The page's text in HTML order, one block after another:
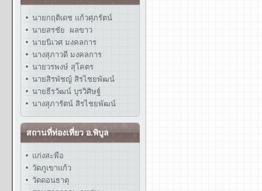
นายกฤติเดช แก้วศุภรัตน์
นายสรชัย ผลขาว
นายนิเวศ มงคลการ
นางสุภาวดี มงคลการ
นายวรพงษ์ สุโคตร
นายสิรพัชญ์ สิรไชยพัฒน์
นายธีรวัฒน์ บุรวิศิษฐ์
นางสุภารัตน์ สิรไชยพัฒน์
สถานที่ท่องเที่ยว อ.พิบูล
แก่งสะพือ
วัดภูเขาแก้ว
วัดดอนธาตุ